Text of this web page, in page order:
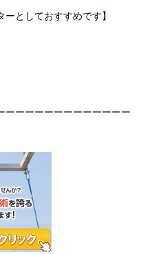
ーとしておすすめです】
ーーーーーーーーーーーーー